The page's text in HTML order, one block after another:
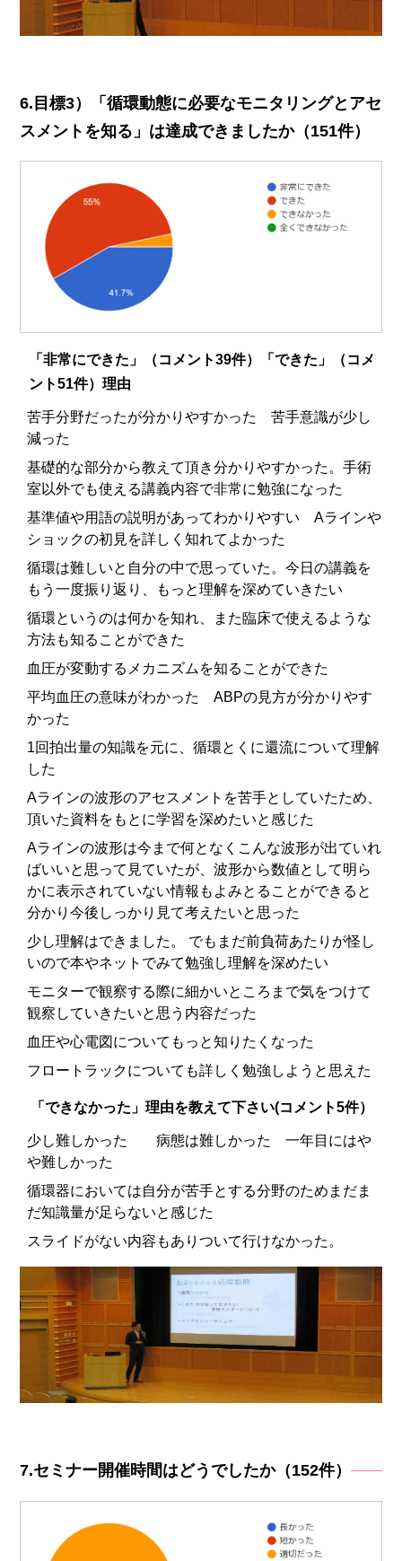
6.目標3）「循環動態に必要なモニタリングとアセ
スメントを知る」は達成できましたか（151件）
「非常にできた」（コメント39件）「できた」（コメ
ント51件）理由
苦手分野だったが分かりやすかった 苦手意識が少し
減った
基礎的な部分から教えて頂き分かりやすかった。手術
室以外でも使える講義内容で非常に勉強になった
基準値や用語の説明があってわかりやすい Aラインや
ショックの初見を詳しく知れてよかった
循環は難しいと自分の中で思っていた。今日の講義を
もう一度振り返り、もっと理解を深めていきたい
循環というのは何かを知れ、また臨床で使えるような
方法も知ることができた
血圧が変動するメカニズムを知ることができた
平均血圧の意味がわかった ABPの見方が分かりやす
かった
1回拍出量の知識を元に、循環とくに還流について理解
した
Aラインの波形のアセスメントを苦手としていたため、
頂いた資料をもとに学習を深めたいと感じた
Aラインの波形は今まで何となくこんな波形が出ていれ
ばいいと思って見ていたが、波形から数値として明ら
かに表示されていない情報もよみとることができると
分かり今後しっかり見て考えたいと思った
少し理解はできました。 でもまだ前負荷あたりが怪し
いので本やネットでみて勉強し理解を深めたい
モニターで観察する際に細かいところまで気をつけて
観察していきたいと思う内容だった
血圧や心電図についてもっと知りたくなった
フロートラックについても詳しく勉強しようと思えた
「できなかった」理由を教えて下さい(コメント5件）
少し難しかった 病態は難しかった 一年目にはや
や難しかった
循環器においては自分が苦手とする分野のためまだま
だ知識量が足らないと感じた
スライドがない内容もありついて行けなかった。
7.セミナー開催時間はどうでしたか（152件）